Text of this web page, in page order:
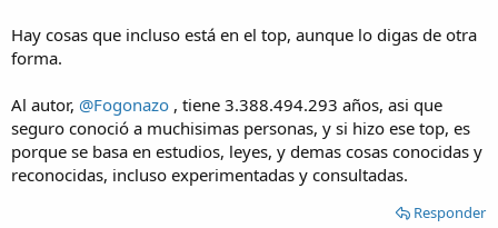
Hay cosas que incluso está en el top, aunque lo digas de otra
forma.
Al autor, @Fogonazo , tiene 3.388.494.293 años, asi que
seguro conoció a muchisimas personas, y si hizo ese top, es
porque se basa en estudios, leyes, y demas cosas conocidas y
reconocidas, incluso experimentadas y consultadas.
Responder